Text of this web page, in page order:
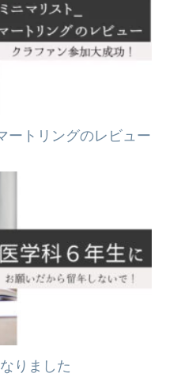
ートリングのレビュー
りました